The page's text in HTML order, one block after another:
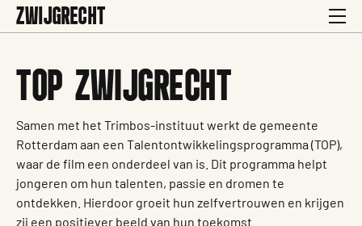
ZWIJGRECHT
TOP ZWIJGRECHT
Samen met het Trimbos-instituut werkt de gemeente
Rotterdam aan een Talentontwikkelingsprogramma (TOP),
waar de film een onderdeel van is. Dit programma helpt
jongeren om hun talenten, passie en dromen te
ontdekken. Hierdoor groeit hun zelfvertrouwen en krijgen
zij een positiever beeld van hun toekomst.